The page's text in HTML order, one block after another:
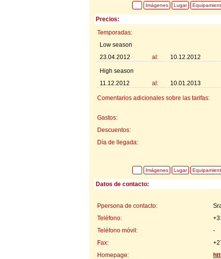
Imágenes Lugar
Precios:
Temporadas:
Low season
23.04.2012
al:
10.12.2012
High season
11.12.2012
al: 10.01.2013
Comentarios adicionales sobre las tarifas:
Gastos:
Descuentos:
Día de llegada:
Imágenes Lugar
Datos de contacto:
Ppersona de contacto:
Teléfono:
Teléfono móvil:
-
Fax:
Homepage: